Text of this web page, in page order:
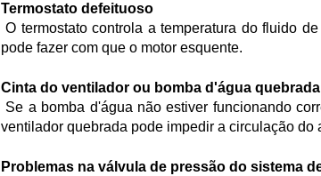
Termostato defeituoso
O termostato controla a temperatura do fluido de arrefecimento. Se ele estiver preso na posição fechada, o fluido não circula corretamente, o que
pode fazer com que o motor esquente.
Cinta do ventilador ou bomba d'água quebrada
ventilador quebrada pode impedir a circulação do
Problemas na válvula de pressão do sistema